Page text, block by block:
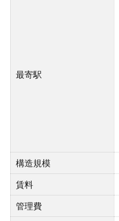
最寄駅
構造規模
賃料
管理費